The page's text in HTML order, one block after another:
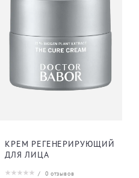
КРЕМ РЕГЕНЕРИРУЮЩИЙ
ДЛЯ ЛИЦА
/ 0 отзывов